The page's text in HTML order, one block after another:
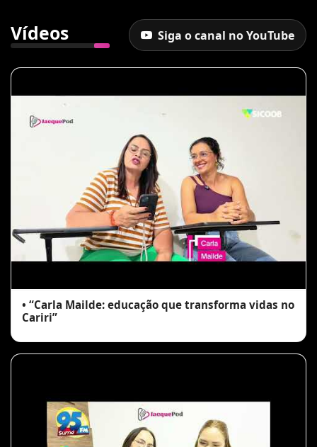
Vídeos Siga o canal no YouTube
• “Carla Mailde: educação que transforma vidas no
Cariri”